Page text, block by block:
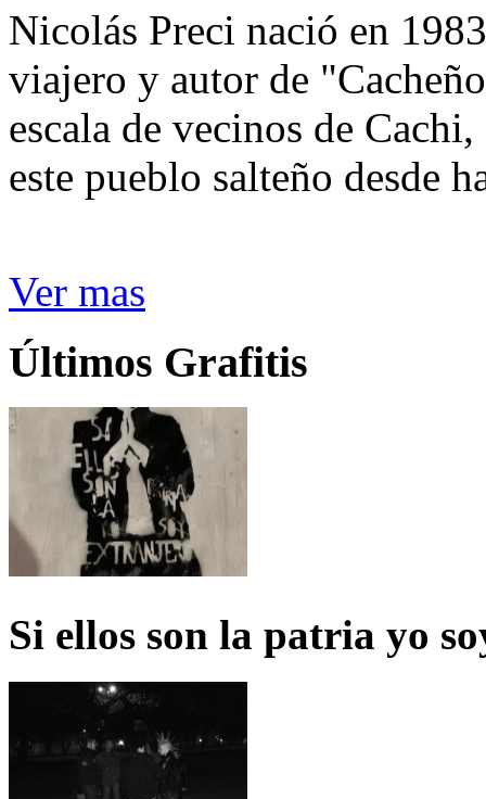
Nicolás Preci nació en
viajero y autor de
escala de vecinos de
este pueblo salteño desde
Ver mas
Últimos Grafitis
Si ellos son la patria yo